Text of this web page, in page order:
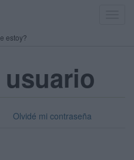
estoy?
Olvidé mi contraseña